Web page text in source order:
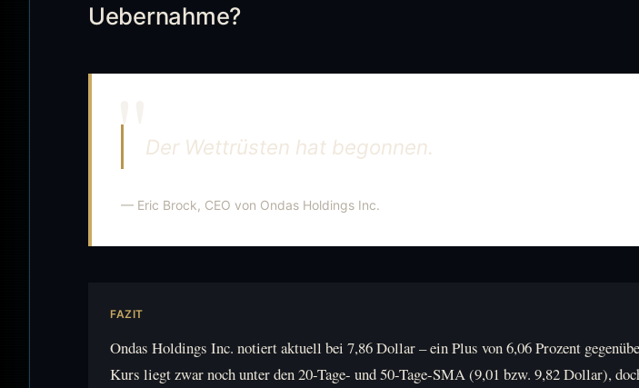
Uebernahme?
Der Wettrüsten hat begonnen.
— Eric Brock, CEO von Ondas Holdings Inc.
FAZIT
Ondas Holdings Inc. notiert aktuell bei 7,86 Dollar – ein Plus von 6,06 Prozent
Kurs liegt zwar noch unter den 20-Tage- und 50-Tage-SMA (9,01 bzw. 9,82 Dollar),